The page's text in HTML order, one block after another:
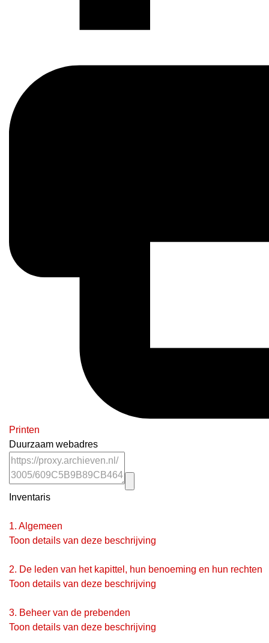
Printen
Duurzaam webadres
Inventaris
1. Algemeen
Toon details van deze beschrijving
2. De leden van het kapittel, hun benoeming en hun rechten
Toon details van deze beschrijving
3. Beheer van de prebenden
Toon details van deze beschrijving